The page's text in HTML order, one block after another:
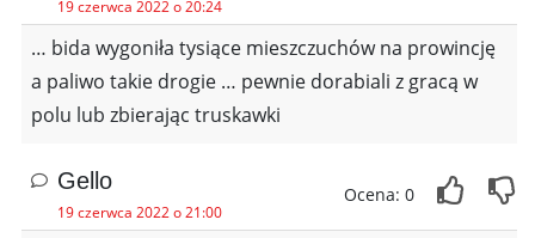
19 czerwca 2022 o 20:24
… bida wygoniła tysiące mieszczuchów na prowincję
a paliwo takie drogie … pewnie dorabiali z gracą w
polu lub zbierając truskawki
Gello
19 czerwca 2022 o 21:00
Ocena: 0